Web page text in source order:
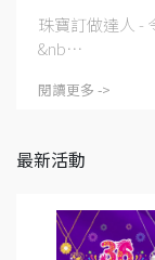
珠寶訂做達人 -
&nb⋯
閱讀更多 ->
最新活動